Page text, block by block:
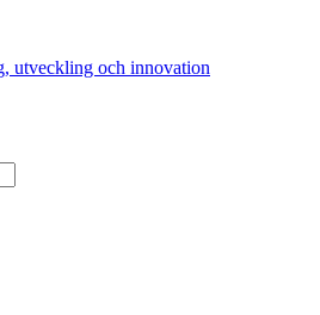
utveckling och innovation